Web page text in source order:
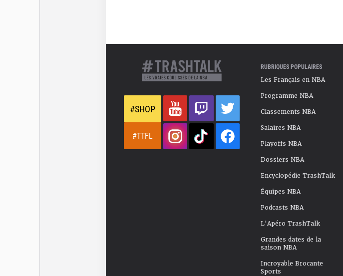
#SHOP
#TTFL
RUBRIQUES POPULAIRES
Les Français en NBA
Programme NBA
Classements NBA
Salaires NBA
Playoffs NBA
Dossiers NBA
Encyclopédie TrashTalk
Équipes NBA
Podcasts NBA
L'Apéro TrashTalk
Grandes dates de la
saison NBA
Incroyable Brocante
Sports